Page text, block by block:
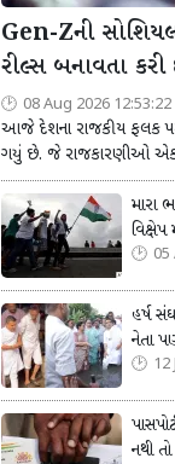
Gen-Zની
રીલ્સ બનાવતા કરી
08 Aug 2026 12:53:22
આજે દેશના રાજકીય ફલક
ગયું છે. જે રાજકારણીઓ
મારા
વિક્ષેપ
05
હર્ષ
નેતા
12
નથી